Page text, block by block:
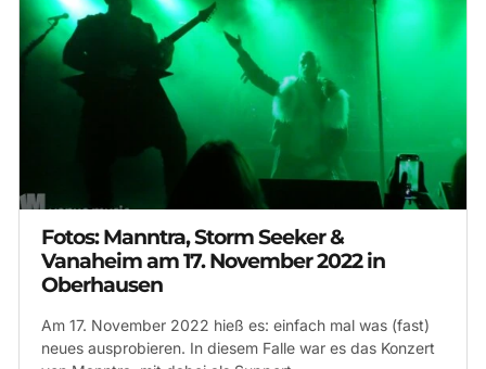
Fotos: Manntra, Storm Seeker &
Vanaheim am 17. November 2022 in
Oberhausen
Am 17. November 2022 hieß es: einfach mal was (fast)
neues ausprobieren. In diesem Falle war es das Konzert